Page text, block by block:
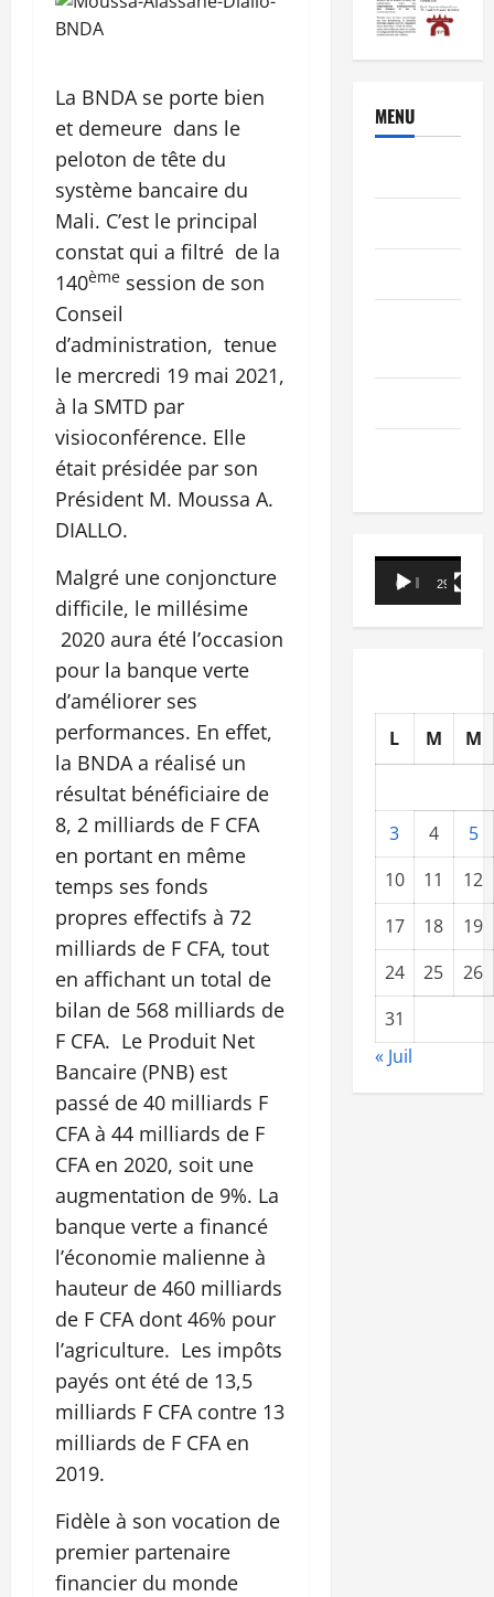
La BNDA se porte bien
et demeure dans le
peloton de tête du
système bancaire du
Mali. C’est le principal
constat qui a filtré de la
140ème session de son
Conseil
d’administration, tenue
le mercredi 19 mai 2021,
à la SMTD par
visioconférence. Elle
était présidée par son
Président M. Moussa A.
DIALLO.
Malgré une conjoncture
difficile, le millésime
2020 aura été l’occasion
pour la banque verte
d’améliorer ses
performances. En effet,
la BNDA a réalisé un
résultat bénéficiaire de
8, 2 milliards de F CFA
en portant en même
temps ses fonds
propres effectifs à 72
milliards de F CFA, tout
en affichant un total de
bilan de 568 milliards de
F CFA. Le Produit Net
Bancaire (PNB) est
passé de 40 milliards F
CFA à 44 milliards de F
CFA en 2020, soit une
augmentation de 9%. La
banque verte a financé
l’économie malienne à
hauteur de 460 milliards
de F CFA dont 46% pour
l’agriculture. Les impôts
payés ont été de 13,5
milliards F CFA contre 13
milliards de F CFA en
2019.
Fidèle à son vocation de
premier partenaire
financier du monde
MENU
Lecteur
vidéo
00:00 29:21
L M M
3 4
5
10
11
12
17
18
19
24
25
26
31
« Juil